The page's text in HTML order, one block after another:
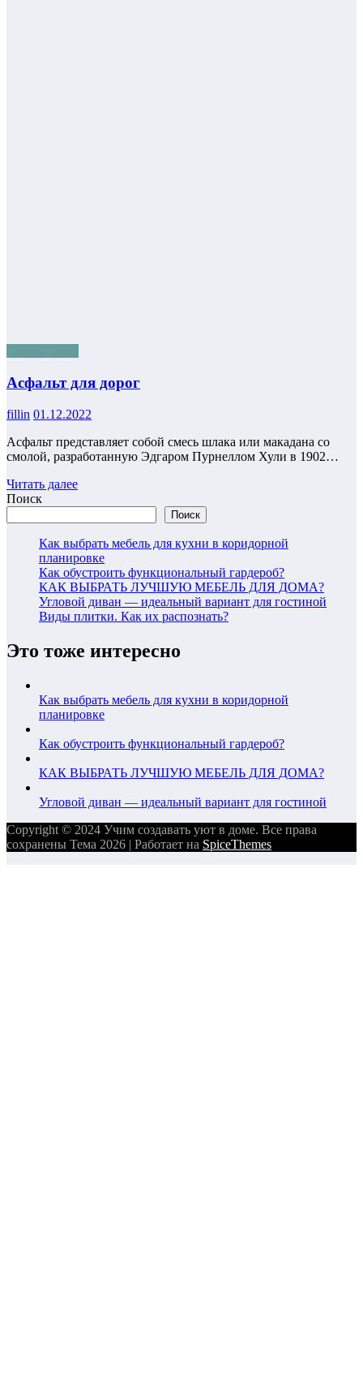
Асфальт для дорог
fillin 01.12.2022
Асфальт представляет собой смесь шлака или макадана со
смолой, разработанную Эдгаром Пурнеллом Хули в 1902…
Читать далее
Поиск
Поиск
Как выбрать мебель для кухни в коридорной
планировке
Как обустроить функциональный гардероб?
КАК ВЫБРАТЬ ЛУЧШУЮ МЕБЕЛЬ ДЛЯ ДОМА?
Угловой диван — идеальный вариант для гостиной
Виды плитки. Как их распознать?
Это тоже интересно
Как выбрать мебель для кухни в коридорной
планировке
Как обустроить функциональный гардероб?
КАК ВЫБРАТЬ ЛУЧШУЮ МЕБЕЛЬ ДЛЯ ДОМА?
Угловой диван — идеальный вариант для гостиной
Copyright © 2024 Учим создавать уют в доме. Все права
сохранены Тема 2026 | Работает на SpiceThemes